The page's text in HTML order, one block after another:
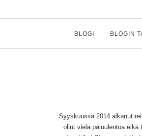
BLOGI BLOGIN
Syyskuussa 2014 alkanut
ollut vielä paluulentoa eikä